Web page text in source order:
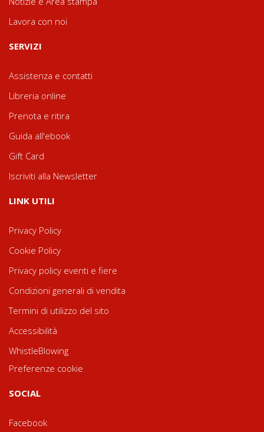
Lavora con noi
SERVIZI
Assistenza e contatti
Libreria online
Prenota e ritira
Guida all'ebook
Gift Card
Iscriviti alla Newsletter
LINK UTILI
Privacy Policy
Cookie Policy
Privacy policy eventi e fiere
Condizioni generali di vendita
Termini di utilizzo del sito
Accessibilità
WhistleBlowing
Preferenze cookie
SOCIAL
Facebook